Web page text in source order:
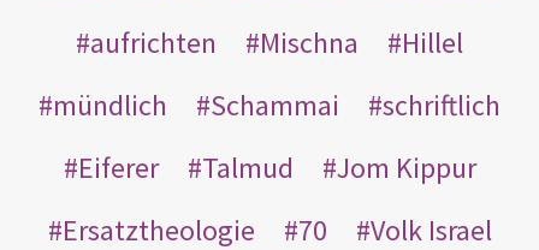
aufrichten
Mischna
Hillel
mündlich
Schammai
schriftlich
Eiferer
Talmud
Jom Kippur
Ersatztheologie
70
Volk Israel